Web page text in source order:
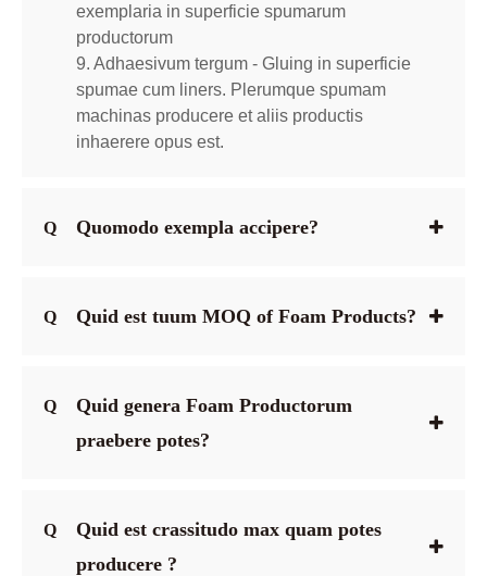
exemplaria in superficie spumarum
productorum
9. Adhaesivum tergum - Gluing in superficie
spumae cum liners. Plerumque spumam
machinas producere et aliis productis
inhaerere opus est.
Q Quomodo exempla accipere?
Q Quid est tuum MOQ of Foam Products?
Q
Quid genera Foam Productorum
praebere potes?
Q
Quid est crassitudo max quam potes
producere ?